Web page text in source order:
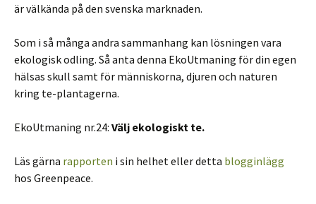
är välkända på den svenska marknaden.
Som i så många andra sammanhang kan lösningen vara
ekologisk odling. Så anta denna EkoUtmaning för din egen
hälsas skull samt för människorna, djuren och naturen
kring te-plantagerna.
EkoUtmaning nr.24: Välj ekologiskt te.
Läs gärna rapporten i sin helhet eller detta blogginlägg
hos Greenpeace.